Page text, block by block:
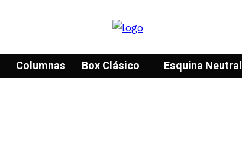
Columnas Box Clásico Esquina Neutral